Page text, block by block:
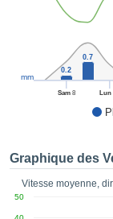
de
des
de très
Sam8 Lun
mm
0.2
0.7
Graphique des
Vitesse moyenne,
50